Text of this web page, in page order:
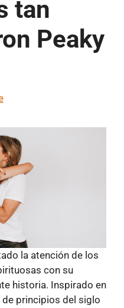
tan
Peaky
la atención de los
con su
historia. Inspirado en
principios del siglo